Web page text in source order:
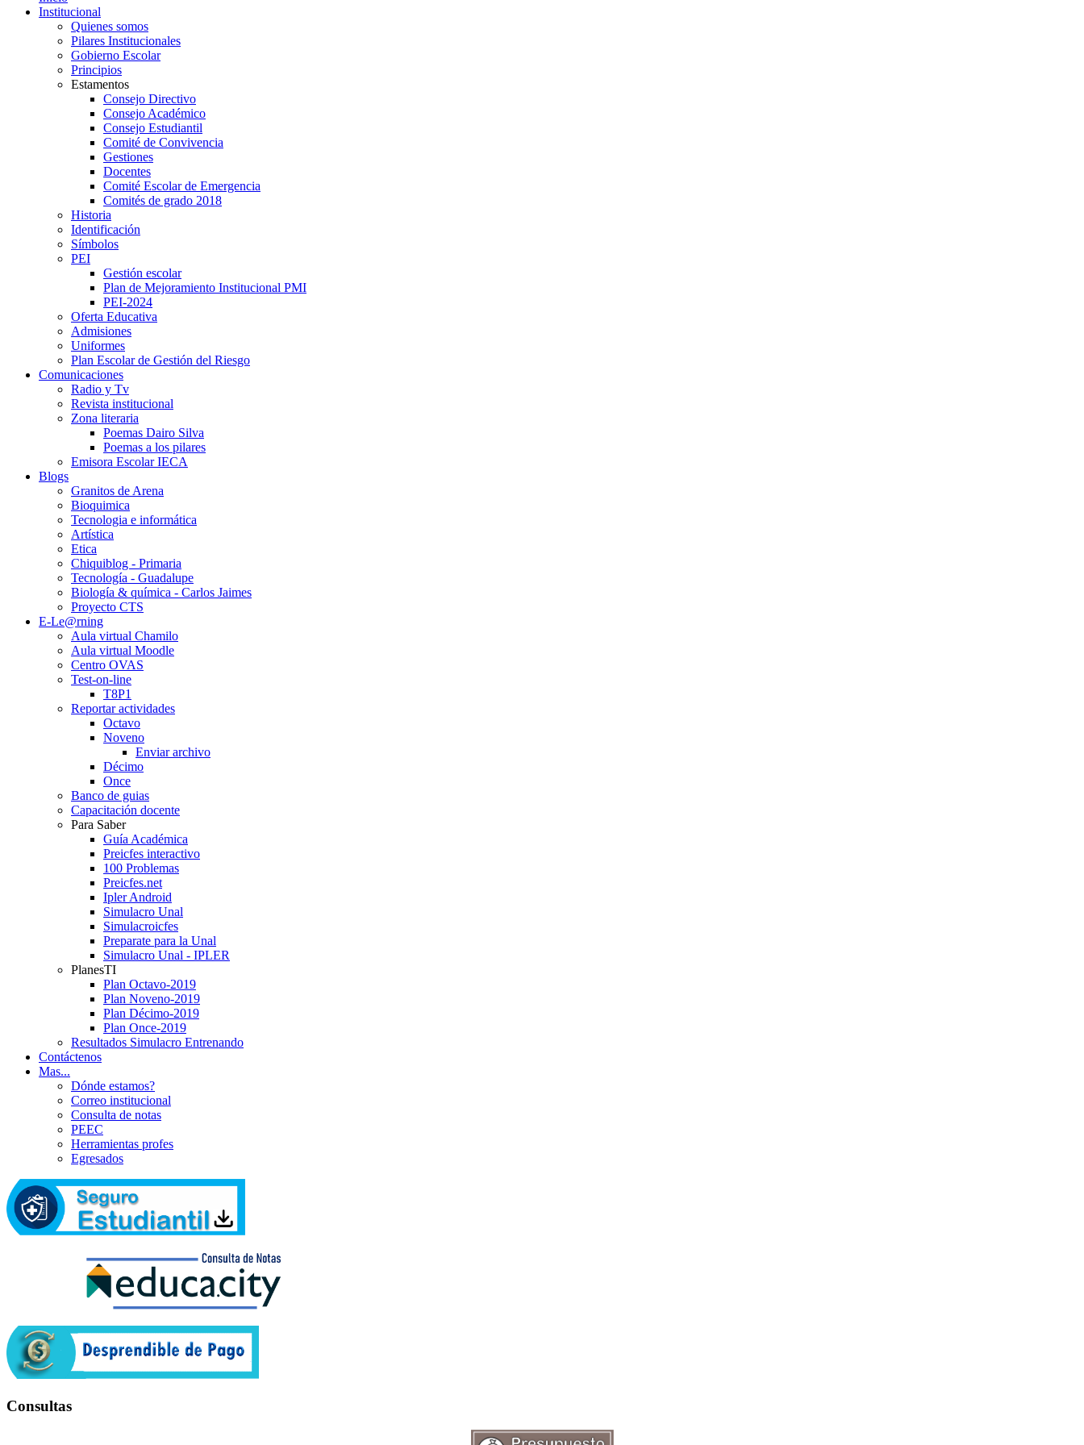
Institucional
Quienes somos
Pilares Institucionales
Gobierno Escolar
Principios
Estamentos
Consejo Directivo
Consejo Académico
Consejo Estudiantil
Comité de Convivencia
Gestiones
Docentes
Comité Escolar de Emergencia
Comités de grado 2018
Historia
Identificación
Símbolos
PEI
Gestión escolar
Plan de Mejoramiento Institucional PMI
PEI-2024
Oferta Educativa
Admisiones
Uniformes
Plan Escolar de Gestión del Riesgo
Comunicaciones
Radio y Tv
Revista institucional
Zona literaria
Poemas Dairo Silva
Poemas a los pilares
Emisora Escolar IECA
Blogs
Granitos de Arena
Bioquimica
Tecnologia e informática
Artística
Etica
Chiquiblog - Primaria
Tecnología - Guadalupe
Biología & química - Carlos Jaimes
Proyecto CTS
E-Le@rning
Aula virtual Chamilo
Aula virtual Moodle
Centro OVAS
Test-on-line
T8P1
Reportar actividades
Octavo
Noveno
Enviar archivo
Décimo
Once
Banco de guias
Capacitación docente
Para Saber
Guía Académica
Preicfes interactivo
100 Problemas
Preicfes.net
Ipler Android
Simulacro Unal
Simulacroicfes
Preparate para la Unal
Simulacro Unal - IPLER
PlanesTI
Plan Octavo-2019
Plan Noveno-2019
Plan Décimo-2019
Plan Once-2019
Resultados Simulacro Entrenando
Contáctenos
Mas...
Dónde estamos?
Correo institucional
Consulta de notas
PEEC
Herramientas profes
Egresados
Consultas